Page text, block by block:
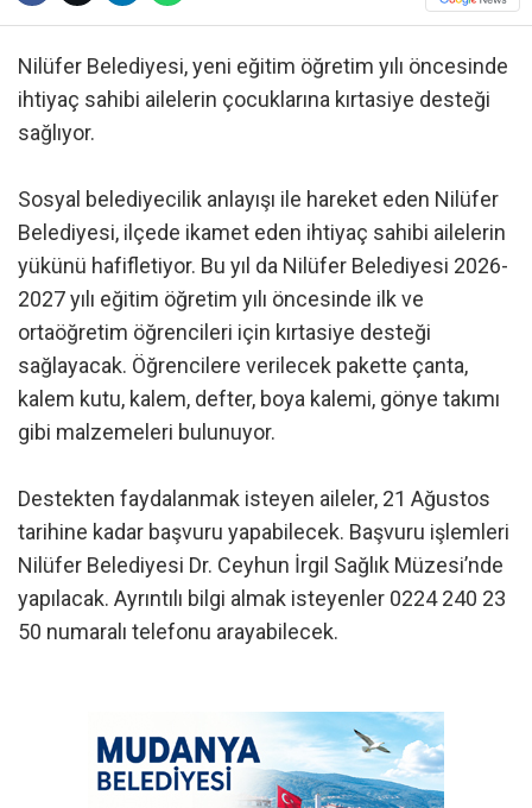
Nilüfer Belediyesi, yeni eğitim öğretim yılı öncesinde
ihtiyaç sahibi ailelerin çocuklarına kırtasiye desteği
sağlıyor.
Sosyal belediyecilik anlayışı ile hareket eden Nilüfer
Belediyesi, ilçede ikamet eden ihtiyaç sahibi ailelerin
yükünü hafifletiyor. Bu yıl da Nilüfer Belediyesi 2026-
2027 yılı eğitim öğretim yılı öncesinde ilk ve
ortaöğretim öğrencileri için kırtasiye desteği
sağlayacak. Öğrencilere verilecek pakette çanta,
kalem kutu, kalem, defter, boya kalemi, gönye takımı
gibi malzemeleri bulunuyor.
Destekten faydalanmak isteyen aileler, 21 Ağustos
tarihine kadar başvuru yapabilecek. Başvuru işlemleri
Nilüfer Belediyesi Dr. Ceyhun İrgil Sağlık Müzesi’nde
yapılacak. Ayrıntılı bilgi almak isteyenler 0224 240 23
50 numaralı telefonu arayabilecek.